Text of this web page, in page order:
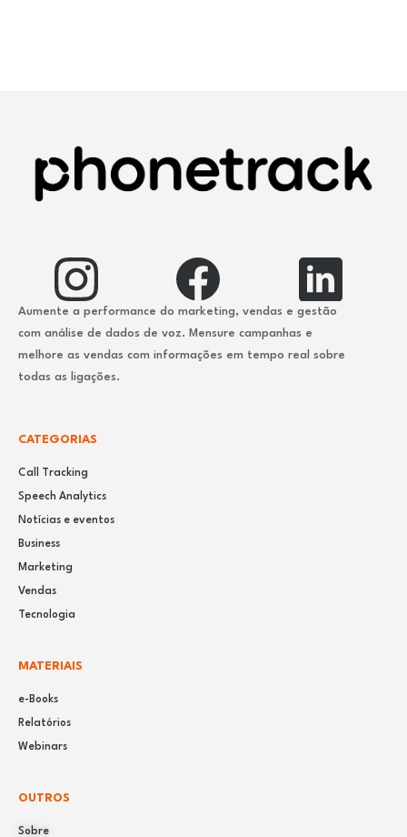
Aumente a performance do marketing, vendas e gestão
com análise de dados de voz. Mensure campanhas e
melhore as vendas com informações em tempo real sobre
todas as ligações.
CATEGORIAS
Call Tracking
Speech Analytics
Notícias e eventos
Business
Marketing
Vendas
Tecnologia
MATERIAIS
e-Books
Relatórios
Webinars
OUTROS
Sobre